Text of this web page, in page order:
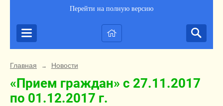
Перейти на полную версию
Главная → Новости
«Прием граждан» с 27.11.2017
по 01.12.2017 г.